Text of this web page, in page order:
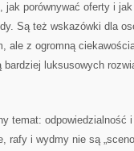
jak porównywać oferty i
Są też wskazówki dla
ale z ogromną
luksusowych
temat: odpowiedzialność
rafy i wydmy nie są